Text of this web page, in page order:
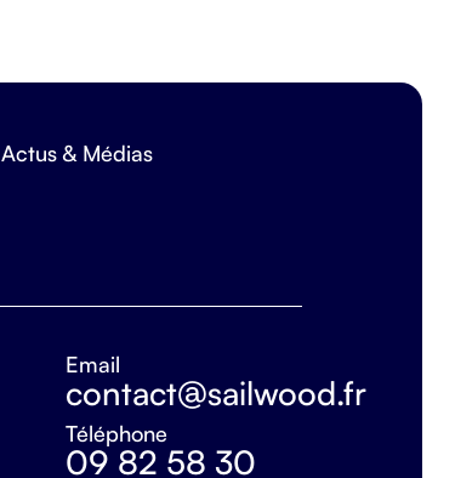
Actus & Médias
Email
contact@sailwood.fr
Téléphone
09 82 58 30